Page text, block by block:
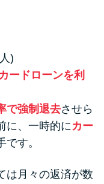
ま払いきると
直しで40万円
)
ードローンを利
で強制退去させら
に、一時的に カー
です。
は月々の返済が数